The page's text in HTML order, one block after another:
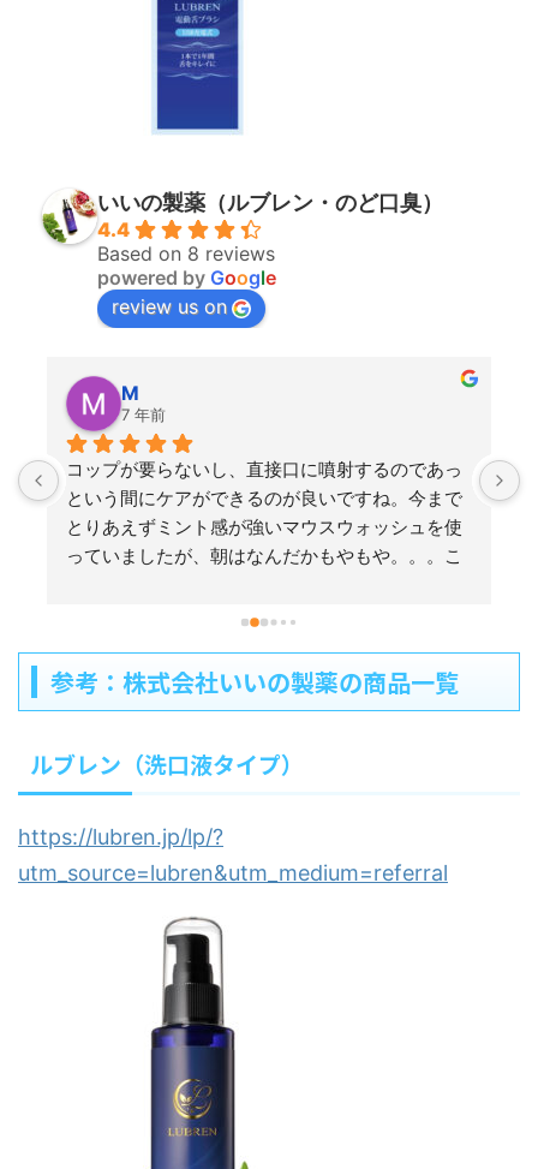
いいの製薬（ルブレン・のど口臭）
4.4
Based on 8 reviews
powered by Google
review us on
M
7 年前
コップが要らないし、直接口に噴射するのであっ
という間にケアができるのが良いですね。今まで
とりあえずミント感が強いマウスウォッシュを使
っていましたが、朝はなんだかもやもや。。。こ
か、スーっとするのに刺激があまりなくて、すご
参考：株式会社いいの製薬の商品一覧
ルブレン（洗口液タイプ）
https://lubren.jp/lp/?
utm_source=lubren&utm_medium=referral